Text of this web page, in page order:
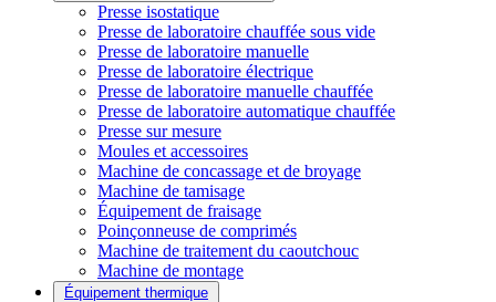
Presse isostatique
Presse de laboratoire chauffée sous vide
Presse de laboratoire manuelle
Presse de laboratoire électrique
Presse de laboratoire manuelle chauffée
Presse de laboratoire automatique chauffée
Presse sur mesure
Moules et accessoires
Machine de concassage et de broyage
Machine de tamisage
Équipement de fraisage
Poinçonneuse de comprimés
Machine de traitement du caoutchouc
Machine de montage
Équipement thermique